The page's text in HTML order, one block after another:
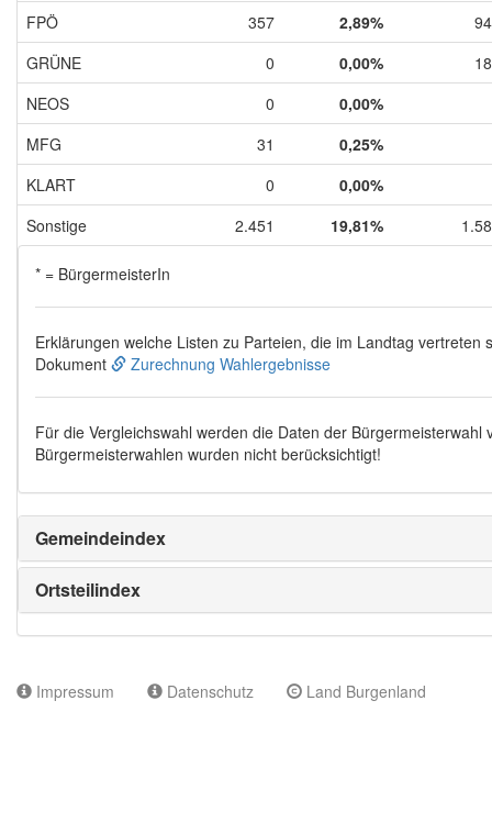
FPÖ 357 2,89%
GRÜNE
0 0,00%
NEOS
0
0,00%
MFG
31
0,25%
KLART
0
0,00%
Sonstige
2.451 19,81%
* = BürgermeisterIn
Erklärungen welche Listen zu Parteien, die im Landtag vertreten
Dokument
Zurechnung Wahlergebnisse
Für die Vergleichswahl werden die Daten der Bürgermeisterwahl
Bürgermeisterwahlen wurden nicht berücksichtigt!
Gemeindeindex
Ortsteilindex
Impressum Datenschutz Land Burgenland